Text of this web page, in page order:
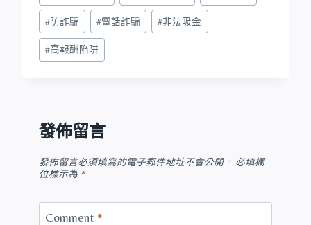
#防詐騙 #電話詐騙 #非法吸金
#高報酬陷阱
發佈留言
發佈留言必須填寫的電子郵件地址不會公開。 必填欄
位標示為 *
Comment *